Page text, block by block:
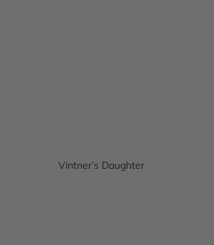
Vintner’s Daughter